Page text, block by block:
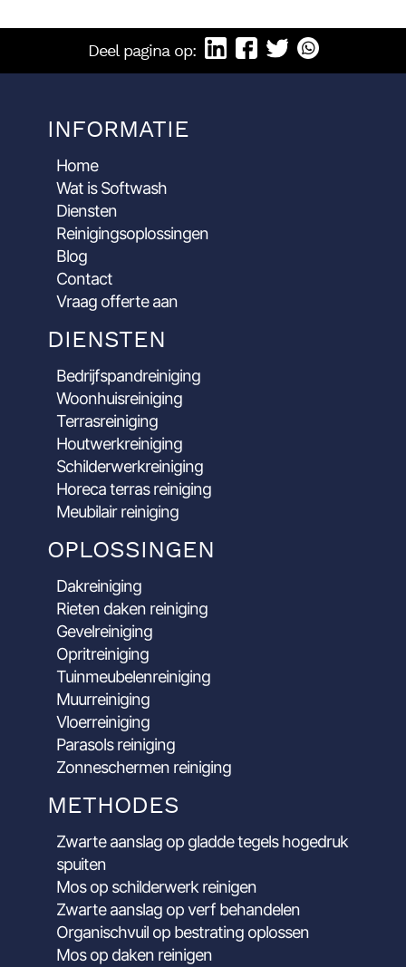
Deel pagina op:
INFORMATIE
Home
Wat is Softwash
Diensten
Reinigingsoplossingen
Blog
Contact
Vraag offerte aan
DIENSTEN
Bedrijfspandreiniging
Woonhuisreiniging
Terrasreiniging
Houtwerkreiniging
Schilderwerkreiniging
Horeca terras reiniging
Meubilair reiniging
OPLOSSINGEN
Dakreiniging
Rieten daken reiniging
Gevelreiniging
Opritreiniging
Tuinmeubelenreiniging
Muurreiniging
Vloerreiniging
Parasols reiniging
Zonneschermen reiniging
METHODES
Zwarte aanslag op gladde tegels hogedruk
spuiten
Mos op schilderwerk reinigen
Zwarte aanslag op verf behandelen
Organischvuil op bestrating oplossen
Mos op daken reinigen